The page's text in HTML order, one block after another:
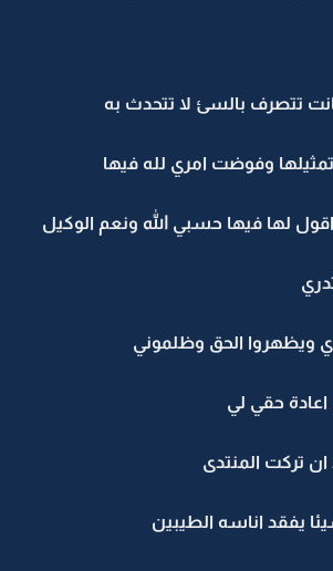
تتصرف بالسئ لا تتحدث به
وفوضت امري لله فيها
لها فيها حسبي الله ونعم الوكيل
ويظهروا الحق وظلموني
اعادة حقي لي
تركت المنتدى
يفقد اناسه الطيبين